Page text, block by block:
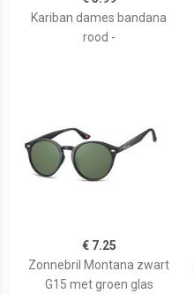
Kariban dames bandana
rood -
€ 7.25
Zonnebril Montana zwart
G15 met groen glas